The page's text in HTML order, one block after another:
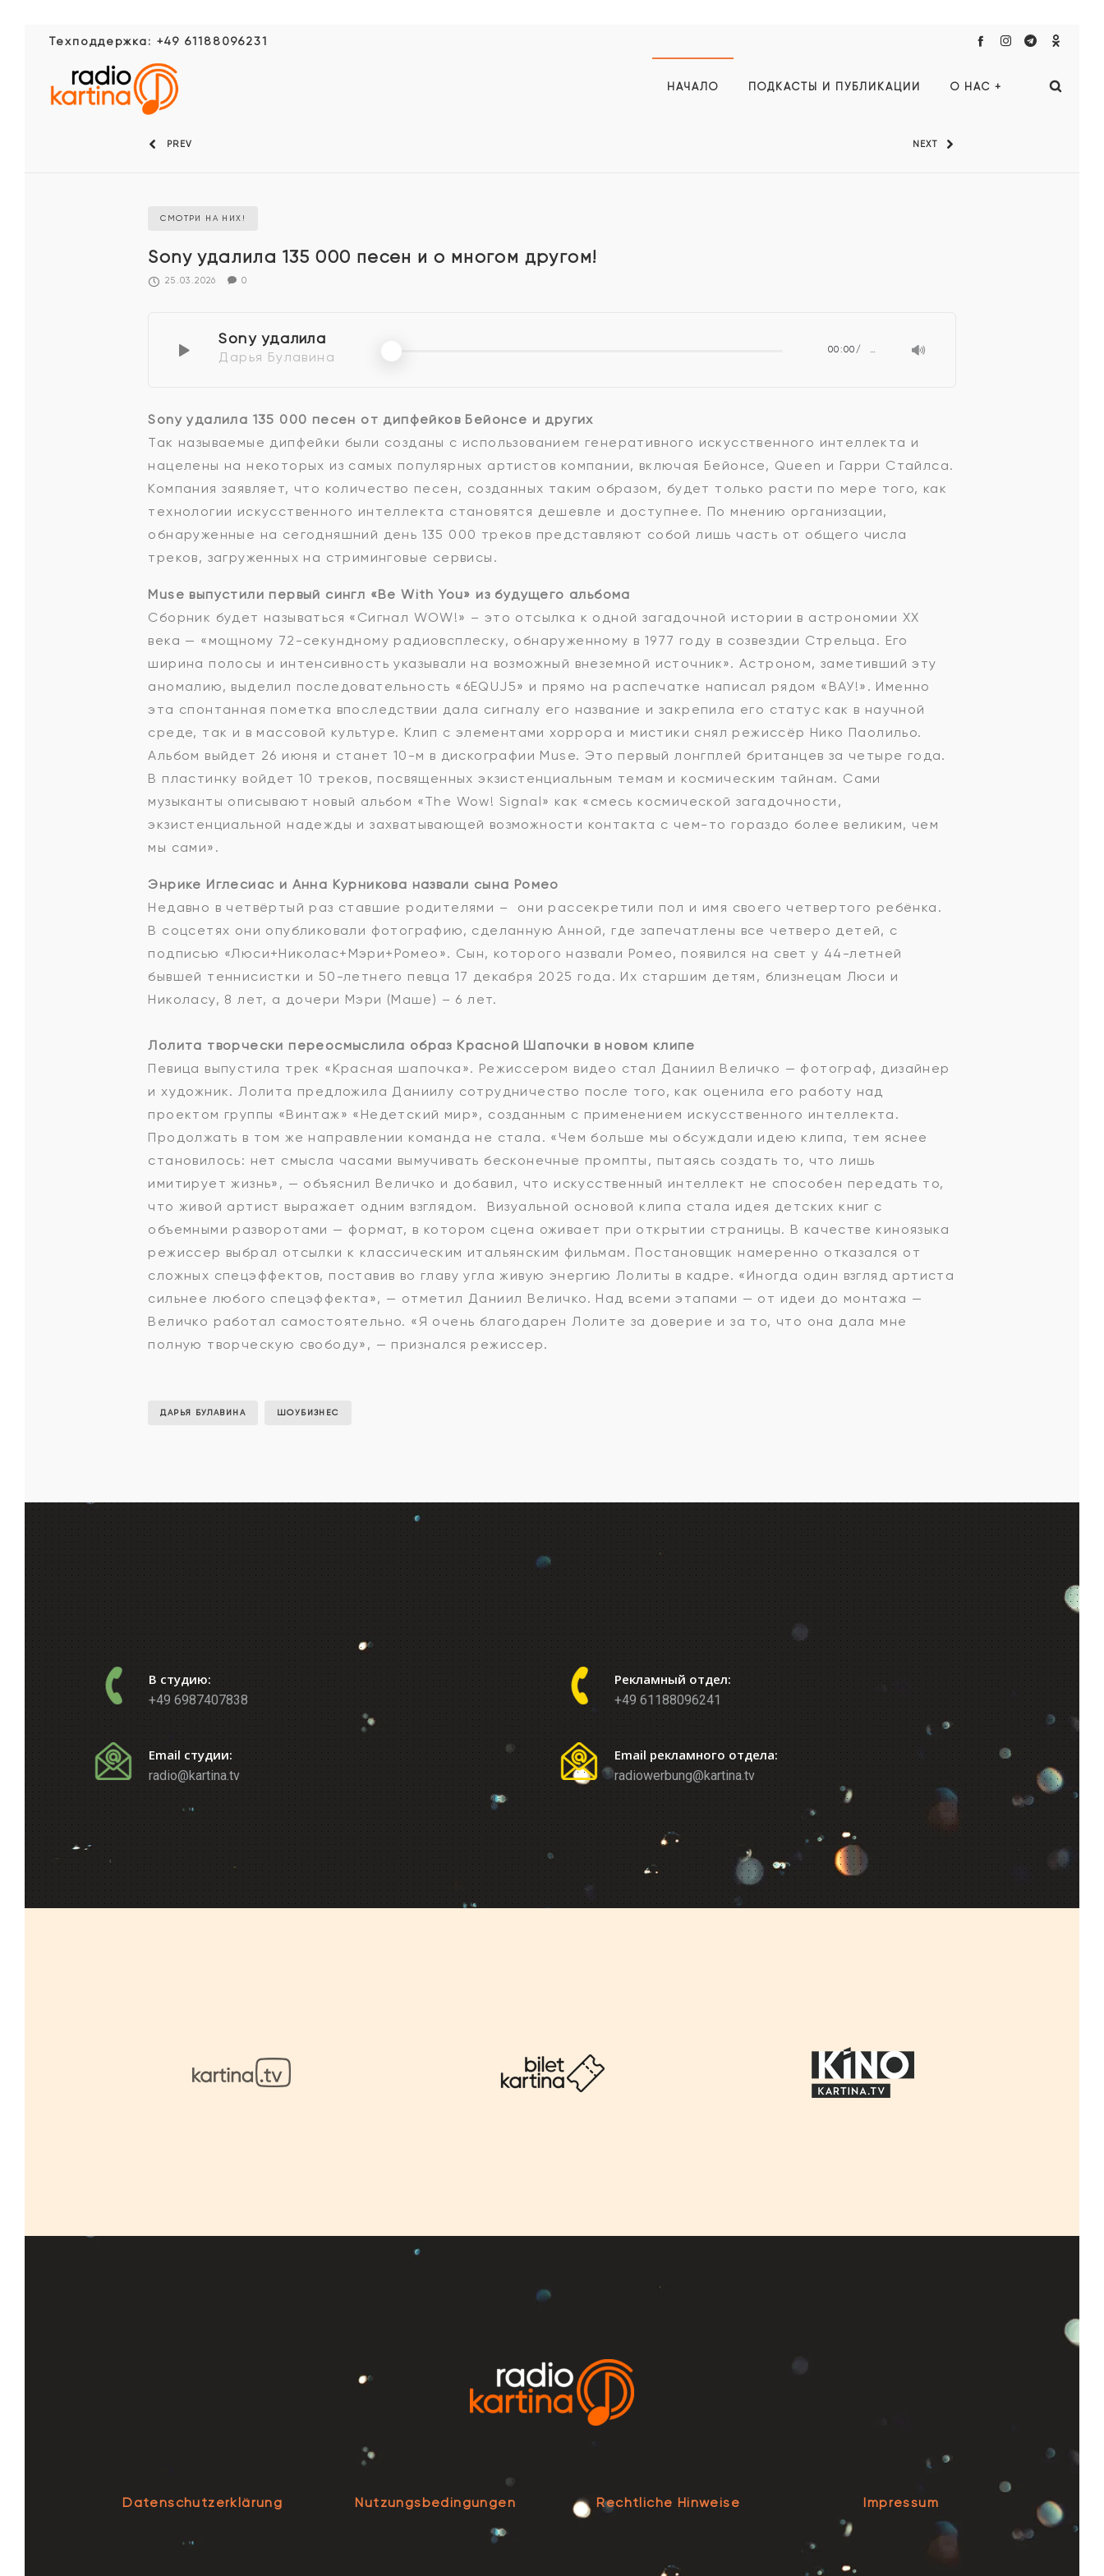
Техподдержка: +49 61188096231
НАЧАЛО ПОДКАСТЫ И ПУБЛИКАЦИИ О НАС +
PREV NEXT
СМОТРИ НА НИХ!
Sony удалила 135 000 песен и о многом другом!
25.03.2026 0
Sony удалила
Дарья Булавина 00:00 …
Sony удалила 135 000 песен от дипфейков Бейонсе и других
Так называемые дипфейки были созданы с использованием генеративного искусственного интеллекта и
нацелены на некоторых из самых популярных артистов компании, включая Бейонсе, Queen и Гарри Стайлса.
Компания заявляет, что количество песен, созданных таким образом, будет только расти по мере того, как
технологии искусственного интеллекта становятся дешевле и доступнее. По мнению организации,
обнаруженные на сегодняшний день 135 000 треков представляют собой лишь часть от общего числа
треков, загруженных на стриминговые сервисы.
Muse выпустили первый сингл «Be With You» из будущего альбома
Сборник будет называться «Сигнал WOW!» – это отсылка к одной загадочной истории в астрономии XX
века — «мощному 72-секундному радиовсплеску, обнаруженному в 1977 году в созвездии Стрельца. Его
ширина полосы и интенсивность указывали на возможный внеземной источник». Астроном, заметивший эту
аномалию, выделил последовательность «6EQUJ5» и прямо на распечатке написал рядом «ВАУ!». Именно
эта спонтанная пометка впоследствии дала сигналу его название и закрепила его статус как в научной
среде, так и в массовой культуре. Клип с элементами хоррора и мистики снял режиссёр Нико Паолильо.
Альбом выйдет 26 июня и станет 10-м в дискографии Muse. Это первый лонгплей британцев за четыре года.
В пластинку войдет 10 треков, посвященных экзистенциальным темам и космическим тайнам. Сами
музыканты описывают новый альбом «The Wow! Signal» как «смесь космической загадочности,
экзистенциальной надежды и захватывающей возможности контакта с чем-то гораздо более великим, чем
мы сами».
Энрике Иглесиас и Анна Курникова назвали сына Ромео
Недавно в четвёртый раз ставшие родителями – они рассекретили пол и имя своего четвертого ребёнка.
В соцсетях они опубликовали фотографию, сделанную Анной, где запечатлены все четверо детей, с
подписью «Люси+Николас+Мэри+Ромео». Сын, которого назвали Ромео, появился на свет у 44-летней
бывшей теннисистки и 50-летнего певца 17 декабря 2025 года. Их старшим детям, близнецам Люси и
Николасу, 8 лет, а дочери Мэри (Маше) – 6 лет.
Лолита творчески переосмыслила образ Красной Шапочки в новом клипе
Певица выпустила трек «Красная шапочка». Режиссером видео стал Даниил Величко — фотограф, дизайнер
и художник. Лолита предложила Даниилу сотрудничество после того, как оценила его работу над
проектом группы «Винтаж» «Недетский мир», созданным с применением искусственного интеллекта.
Продолжать в том же направлении команда не стала. «Чем больше мы обсуждали идею клипа, тем яснее
становилось: нет смысла часами вымучивать бесконечные промпты, пытаясь создать то, что лишь
имитирует жизнь», — объяснил Величко и добавил, что искусственный интеллект не способен передать то,
что живой артист выражает одним взглядом. Визуальной основой клипа стала идея детских книг с
объемными разворотами — формат, в котором сцена оживает при открытии страницы. В качестве киноязыка
режиссер выбрал отсылки к классическим итальянским фильмам. Постановщик намеренно отказался от
сложных спецэффектов, поставив во главу угла живую энергию Лолиты в кадре. «Иногда один взгляд артиста
сильнее любого спецэффекта», — отметил Даниил Величко. Над всеми этапами — от идеи до монтажа —
Величко работал самостоятельно. «Я очень благодарен Лолите за доверие и за то, что она дала мне
полную творческую свободу», — признался режиссер.
ДАРЬЯ БУЛАВИНА ШОУБИЗНЕС
В студию:
+49 6987407838
Email студии:
radio@kartina.tv
Рекламный отдел:
+49 61188096241
Email рекламного отдела:
radiowerbung@kartina.tv
Datenschutzerklärung Nutzungsbedingungen Rechtliche Hinweise Impressum